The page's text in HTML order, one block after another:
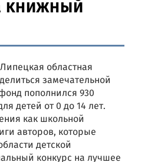
книжный
областная
замечательной
пополнился 930
детей от 0 до 14 лет.
как школьной
авторов, которые
детской
конкурс на лучшее